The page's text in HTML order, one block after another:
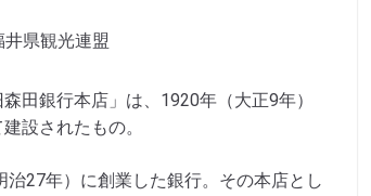
県観光連盟
田銀行本店」は、1920年（大正9年）
設されたもの。
27年）に創業した銀行。その本店とし